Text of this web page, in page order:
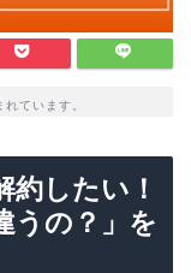
ています。
したい！
うの？」を